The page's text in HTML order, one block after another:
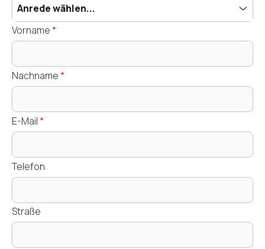
Anrede wählen...
Vorname *
Nachname *
E-Mail *
Telefon
Straße